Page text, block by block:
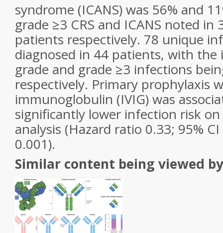
syndrome (ICANS) was 56% and
grade ≥3 CRS and ICANS noted in
patients respectively. 78 unique
diagnosed in 44 patients, with the
grade and grade ≥3 infections
respectively. Primary prophylaxis
immunoglobulin (IVIG) was
significantly lower infection risk
analysis (Hazard ratio 0.33; 95%
0.001).
Similar content being viewed